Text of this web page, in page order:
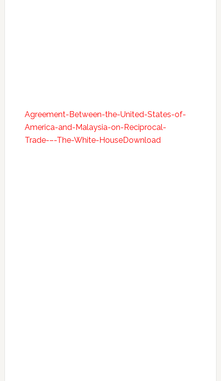
Agreement-Between-the-United-States-of-
America-and-Malaysia-on-Reciprocal-
Trade-–-The-White-HouseDownload